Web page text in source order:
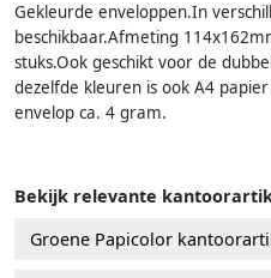
Gekleurde enveloppen.In
beschikbaar.Afmeting
stuks.Ook geschikt voor de
dezelfde kleuren is ook A4
envelop ca. 4 gram.
Bekijk relevante
Groene Papicolor